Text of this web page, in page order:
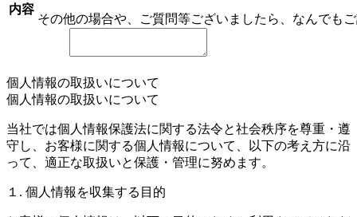
内容
その他の場合や、ご質問等ございましたら、なんでも
個人情報の取扱いについて
個人情報の取扱いについて
当社では個人情報保護法に関する法令と社会秩序を尊重・遵
守し、お客様に関する個人情報について、以下の考え方に沿
って、適正な取扱いと保護・管理に努めます。
１. 個人情報を収集する目的